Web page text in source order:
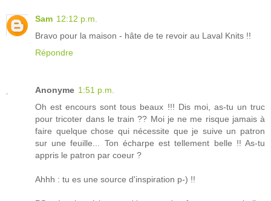
Sam 12:12 p.m.
Bravo pour la maison - hâte de te revoir au Laval Knits !!
Répondre
Anonyme 1:51 p.m.
Oh est encours sont tous beaux !!! Dis moi, as-tu un truc
pour tricoter dans le train ?? Moi je ne me risque jamais à
faire quelque chose qui nécessite que je suive un patron
sur une feuille... Ton écharpe est tellement belle !! As-tu
appris le patron par coeur ?
Ahhh : tu es une source d'inspiration p-) !!